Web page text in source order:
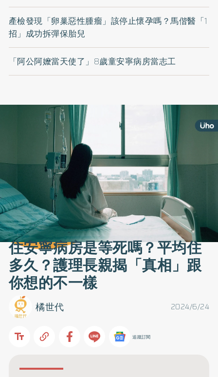
產檢發現「卵巢惡性腫瘤」該停止懷孕嗎？馬偕醫「1
招」成功拆彈保胎兒
「阿公阿嬤當天使了」8歲童安寧病房當志工
住安寧病房是等死嗎？平均住
多久？護理長親揭「真相」跟
你想的不一樣
2024/6/24
橘世代
追蹤訂閱